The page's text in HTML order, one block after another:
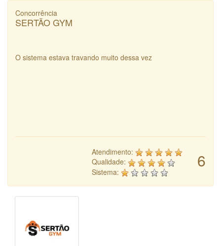
Concorrência
SERTÃO GYM
O sistema estava travando muito dessa vez
6
Atendimento:
Qualidade:
Sistema: